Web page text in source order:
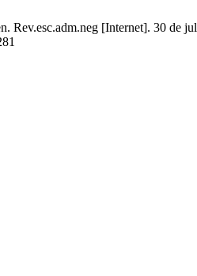
Rev.esc.adm.neg [Internet]. 30 de